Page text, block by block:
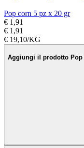
Pop corn 5 pz x 20 gr
€ 1,91
€ 1,91
€ 19,10/KG
Aggiungi il prodotto Pop